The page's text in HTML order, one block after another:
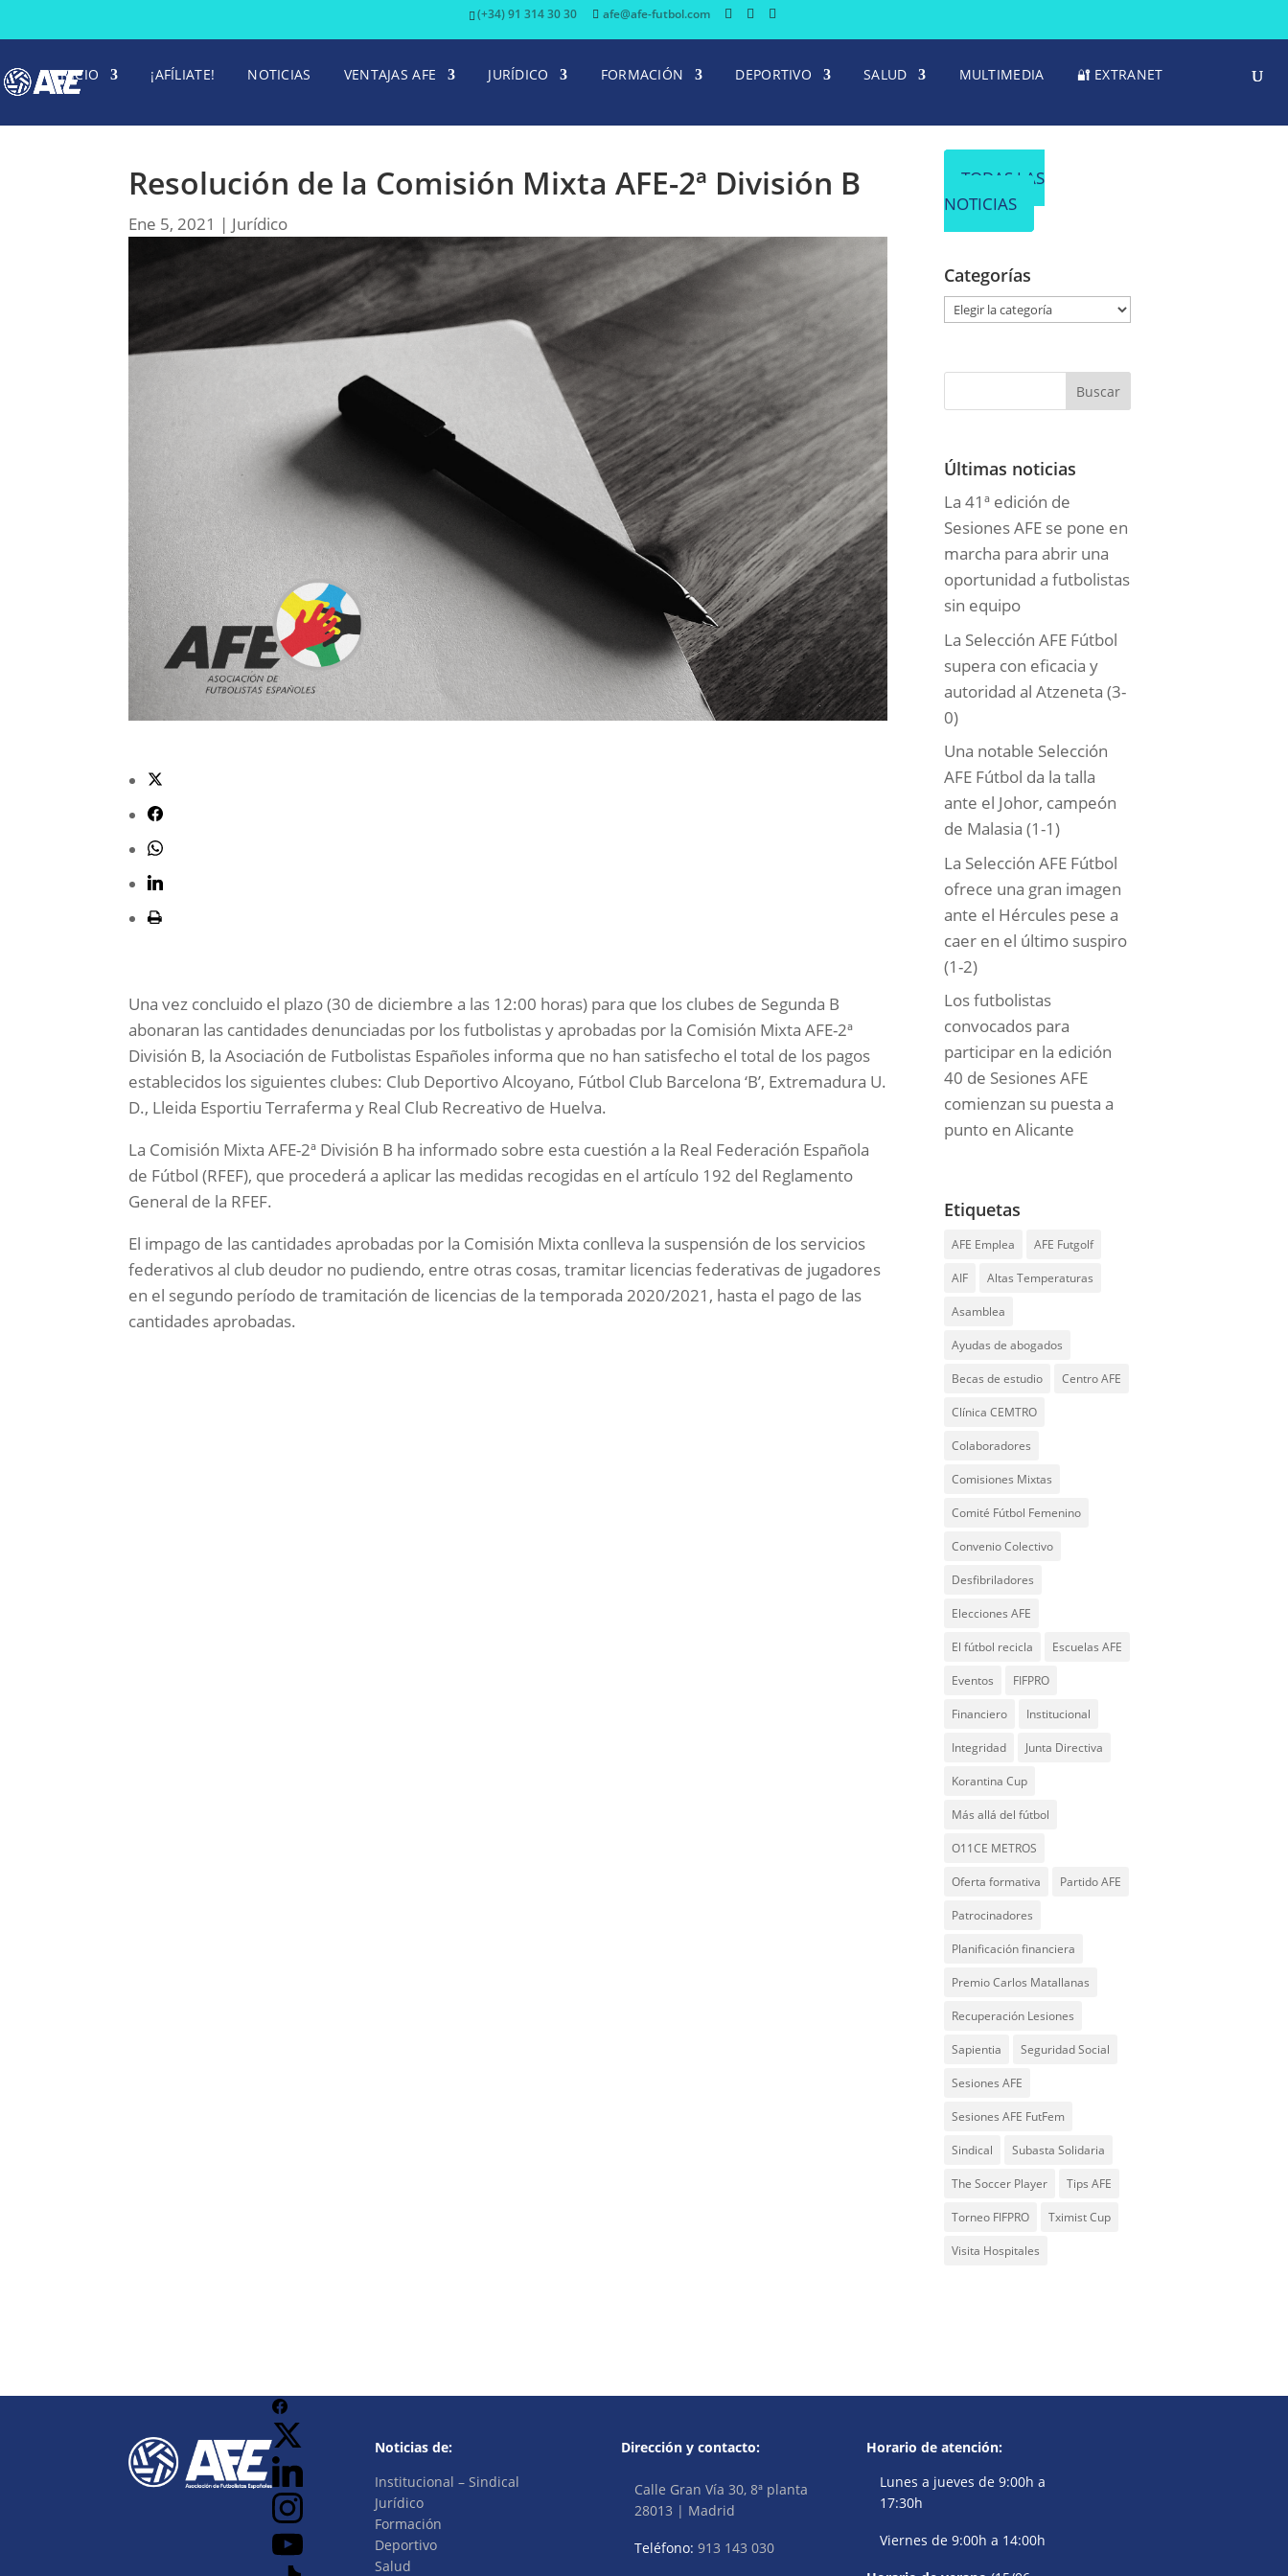
(+34) 91 314 30 30 afe@afe-futbol.com
INICIO ¡AFÍLIATE! NOTICIAS VENTAJAS AFE JURÍDICO FORMACIÓN DEPORTIVO SALUD MULTIMEDIA 🔐 EXTRANET
Resolución de la Comisión Mixta AFE-2ª División B
Ene 5, 2021 | Jurídico
Una vez concluido el plazo (30 de diciembre a las 12:00 horas) para que los clubes de Segunda B
abonaran las cantidades denunciadas por los futbolistas y aprobadas por la Comisión Mixta AFE-2ª
División B, la Asociación de Futbolistas Españoles informa que no han satisfecho el total de los pagos
establecidos los siguientes clubes: Club Deportivo Alcoyano, Fútbol Club Barcelona ‘B’, Extremadura U.
D., Lleida Esportiu Terraferma y Real Club Recreativo de Huelva.
La Comisión Mixta AFE-2ª División B ha informado sobre esta cuestión a la Real Federación Española
de Fútbol (RFEF), que procederá a aplicar las medidas recogidas en el artículo 192 del Reglamento
General de la RFEF.
El impago de las cantidades aprobadas por la Comisión Mixta conlleva la suspensión de los servicios
federativos al club deudor no pudiendo, entre otras cosas, tramitar licencias federativas de jugadores
en el segundo período de tramitación de licencias de la temporada 2020/2021, hasta el pago de las
cantidades aprobadas.
TODAS LAS
NOTICIAS
Categorías
g
r
a
s
Últimas noticias
La 41ª edición de
Sesiones AFE se pone en
marcha para abrir una
oportunidad a futbolistas
sin equipo
La Selección AFE Fútbol
supera con eficacia y
autoridad al Atzeneta (3-
0)
Una notable Selección
AFE Fútbol da la talla
ante el Johor, campeón
de Malasia (1-1)
La Selección AFE Fútbol
ofrece una gran imagen
ante el Hércules pese a
caer en el último suspiro
(1-2)
Los futbolistas
convocados para
participar en la edición
40 de Sesiones AFE
comienzan su puesta a
punto en Alicante
Etiquetas
AFE Emplea AFE Futgolf
AIF Altas Temperaturas
Asamblea
Ayudas de abogados
Becas de estudio Centro AFE
Clínica CEMTRO
Colaboradores
Comisiones Mixtas
Comité Fútbol Femenino
Convenio Colectivo
Desfibriladores
Elecciones AFE
El fútbol recicla Escuelas AFE
Eventos FIFPRO
Financiero Institucional
Integridad Junta Directiva
Korantina Cup
Más allá del fútbol
O11CE METROS
Oferta formativa Partido AFE
Patrocinadores
Planificación financiera
Premio Carlos Matallanas
Recuperación Lesiones
Sapientia Seguridad Social
Sesiones AFE
Sesiones AFE FutFem
Sindical Subasta Solidaria
The Soccer Player Tips AFE
Torneo FIFPRO Tximist Cup
Visita Hospitales
Noticias de:
Institucional – Sindical
Jurídico
Formación
Deportivo
Salud
Dirección y contacto:
Calle Gran Vía 30, 8ª planta
28013 | Madrid
Teléfono: 913 143 030
Horario de atención:
Lunes a jueves de 9:00h a
17:30h
Viernes de 9:00h a 14:00h